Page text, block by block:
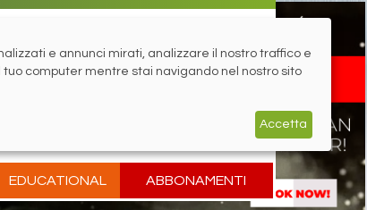
EDUCATIONAL ABBONAMENTI
e annunci mirati, analizzare il nostro traffico e
computer mentre stai navigando nel nostro sito
Accetta